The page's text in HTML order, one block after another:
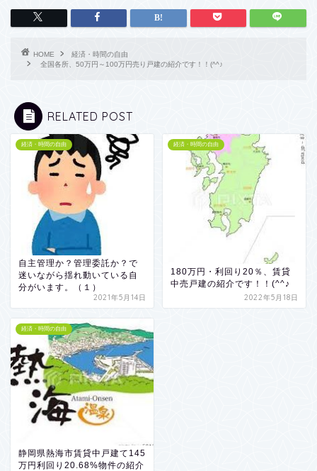
HOME
経済・時間の自由
全国各所、50万円～100万円売り戸建の紹介です！！(^^♪
RELATED POST
経済・時間の自由
自主管理か？管理委託か？で
迷いながら揺れ動いている自
分がいます。（１）
2021年5月14日
経済・時間の自由
180万円・利回り20％、賃貸
中売戸建の紹介です！！(^^♪
2022年5月18日
経済・時間の自由
静岡県熱海市賃貸中戸建て145
万円利回り20.68%物件の紹介